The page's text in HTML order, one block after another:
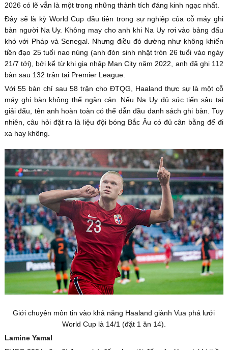
2026 có lẽ vẫn là một trong những thành tích đáng kinh ngạc nhất.
Đây sẽ là kỳ World Cup đầu tiên trong sự nghiệp của cỗ máy ghi
bàn người Na Uy. Không may cho anh khi Na Uy rơi vào bảng đấu
khó với Pháp và Senegal. Nhưng điều đó dường như không khiến
tiền đạo 25 tuổi nao núng (anh đón sinh nhật tròn 26 tuổi vào ngày
21/7 tới), bởi kể từ khi gia nhập Man City năm 2022, anh đã ghi 112
bàn sau 132 trận tại Premier League.
Với 55 bàn chỉ sau 58 trận cho ĐTQG, Haaland thực sự là một cỗ
máy ghi bàn không thể ngăn cản. Nếu Na Uy đủ sức tiến sâu tại
giải đấu, tên anh hoàn toàn có thể dẫn đầu danh sách ghi bàn. Tuy
nhiên, câu hỏi đặt ra là liệu đội bóng Bắc Âu có đủ cân bằng để đi
xa hay không.
Giới chuyên môn tin vào khả năng Haaland giành Vua phá lưới
World Cup là 14/1 (đặt 1 ăn 14).
Lamine Yamal